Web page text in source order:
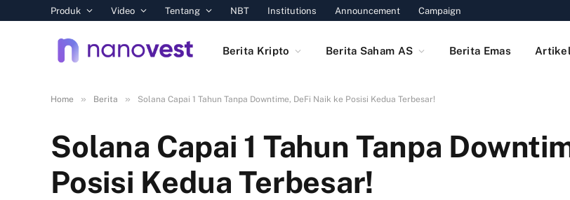
Produk Video Tentang NBT Institutions Announcement Campaign
Berita Kripto Berita Saham AS Berita Emas
Home » Berita » Solana Capai 1 Tahun Tanpa Downtime, DeFi Naik ke Posisi Kedua Terbesar!
Solana Capai 1 Tahun Tanpa
Posisi Kedua Terbesar!